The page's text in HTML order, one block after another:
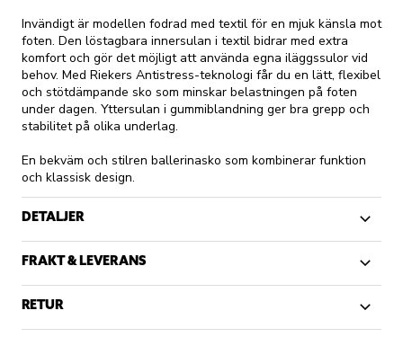
Invändigt är modellen fodrad med textil för en mjuk känsla mot
foten. Den löstagbara innersulan i textil bidrar med extra
komfort och gör det möjligt att använda egna iläggssulor vid
behov. Med Riekers Antistress-teknologi får du en lätt, flexibel
och stötdämpande sko som minskar belastningen på foten
under dagen. Yttersulan i gummiblandning ger bra grepp och
stabilitet på olika underlag.
En bekväm och stilren ballerinasko som kombinerar funktion
och klassisk design.
DETALJER
FRAKT & LEVERANS
RETUR